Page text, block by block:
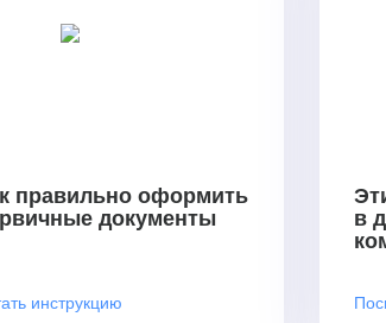
правильно оформить
документы
инструкцию
в